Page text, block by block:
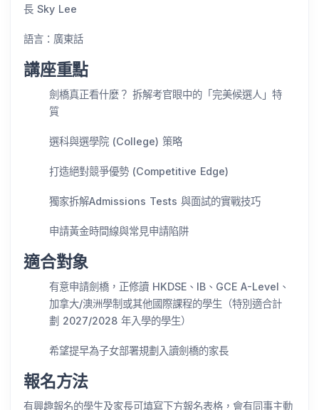
長 Sky Lee
語言：廣東話
講座重點
劍橋真正看什麼？ 拆解考官眼中的「完美候選人」特
質
選科與選學院 (College) 策略
打造絕對競爭優勢 (Competitive Edge)
獨家拆解Admissions Tests 與面試的實戰技巧
申請黃金時間線與常見申請陷阱
適合對象
有意申請劍橋，正修讀 HKDSE、IB、GCE A-Level、
加拿大/澳洲學制或其他國際課程的學生（特別適合計
劃 2027/2028 年入學的學生）
希望提早為子女部署規劃入讀劍橋的家長
報名方法
有興趣報名的學生及家長可填寫下方報名表格，會有同事主動